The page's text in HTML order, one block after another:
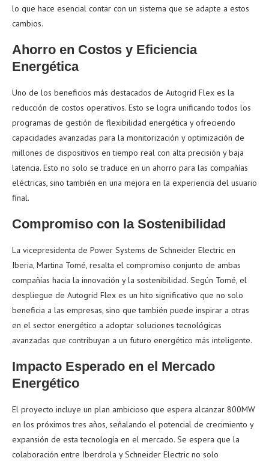
lo que hace esencial contar con un sistema que se adapte a estos
cambios.
Ahorro en Costos y Eficiencia
Energética
Uno de los beneficios más destacados de Autogrid Flex es la
reducción de costos operativos. Esto se logra unificando todos los
programas de gestión de flexibilidad energética y ofreciendo
capacidades avanzadas para la monitorización y optimización de
millones de dispositivos en tiempo real con alta precisión y baja
latencia. Esto no solo se traduce en un ahorro para las compañías
eléctricas, sino también en una mejora en la experiencia del usuario
final.
Compromiso con la Sostenibilidad
La vicepresidenta de Power Systems de Schneider Electric en
Iberia, Martina Tomé, resalta el compromiso conjunto de ambas
compañías hacia la innovación y la sostenibilidad. Según Tomé, el
despliegue de Autogrid Flex es un hito significativo que no solo
beneficia a las empresas, sino que también puede inspirar a otras
en el sector energético a adoptar soluciones tecnológicas
avanzadas que contribuyan a un futuro energético más inteligente.
Impacto Esperado en el Mercado
Energético
El proyecto incluye un plan ambicioso que espera alcanzar 800MW
en los próximos tres años, señalando el potencial de crecimiento y
expansión de esta tecnología en el mercado. Se espera que la
colaboración entre Iberdrola y Schneider Electric no solo